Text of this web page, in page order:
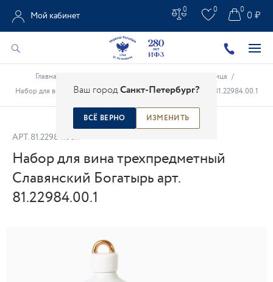
Ваш городСанкт-Петербург?
ВСЁ ВЕРНО ИЗМЕНИТЬ
Мой кабинет
0 0 0 ₽
0
Главная Масленица /
Набор для вина трехпредметный Славянский Богатырь арт. 81.22984.00.1
АРТ. 81.22984.00.1
Набор для вина трехпредметный
Славянский Богатырь арт.
81.22984.00.1